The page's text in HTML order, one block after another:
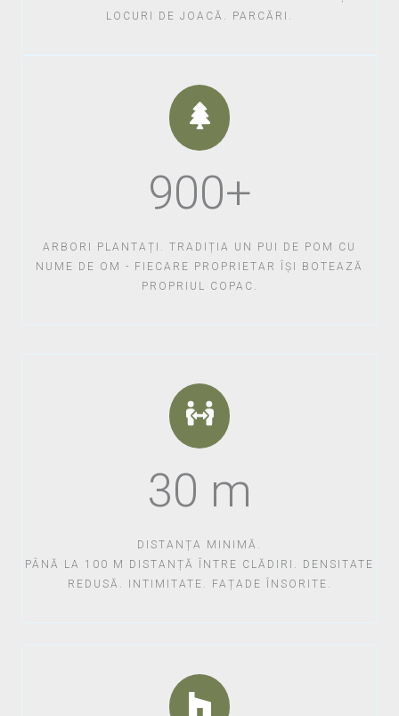
LOCURI DE JOACĂ. PARCĂRI.
900+
ARBORI PLANTAȚI. TRADIȚIA UN PUI DE POM CU
NUME DE OM - FIECARE PROPRIETAR ÎȘI BOTEAZĂ
PROPRIUL COPAC.
30 m
DISTANȚA MINIMĂ.
PÂNĂ LA 100 M DISTANȚĂ ÎNTRE CLĂDIRI. DENSITATE
REDUSĂ. INTIMITATE. FAȚADE ÎNSORITE.